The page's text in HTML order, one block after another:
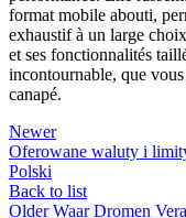
format mobile abouti,
exhaustif à un large
et ses fonctionnalités
incontournable, que
canapé.
Newer
Oferowane waluty i
Polski
Back to list
Older Waar Dromen